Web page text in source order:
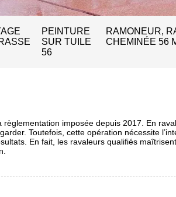
PEINTURE
SUR TUILE
56
RAMONEUR,
CHEMINÉE 56
imposée depuis 2017. En
Toutefois, cette opération nécessite
En fait, les ravaleurs qualifiés